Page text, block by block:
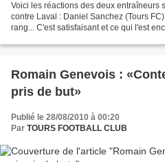
Voici les réactions des deux entraîneurs
contre Laval : Daniel Sanchez (Tours
rang... C'est satisfaisant et ce qui l'est
Romain Genevois :
pris de but»
Publié le 28/08/2010 à 00:20
Par TOURS FOOTBALL CLUB